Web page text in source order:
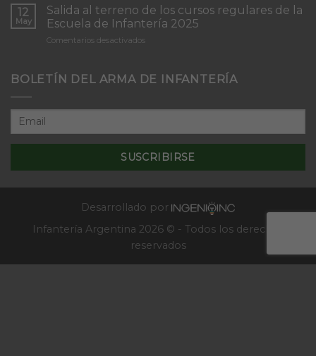
Concepción”
del
Curso
de
Tácticas
Aplicativas
12
May
Salida al terreno de los cursos regulares de la
Escuela de Infantería 2025
Comentarios desactivadosen
terreno
cursos
de
Escuela
de
BOLETÍN DEL ARMA DE INFANTERÍA
Desarrollado por
Infantería Argentina 2026 © - Todos los derechos
reservados